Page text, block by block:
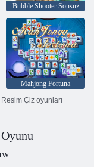
Bubble Shooter Sonsuz
Mahjong Fortuna
Resim Çiz oyunları